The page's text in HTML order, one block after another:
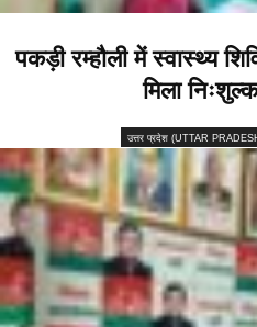
पकड़ी रम्हौली में स्वास्थ्य
मिला
उत्तर प्रदेश (UTTAR